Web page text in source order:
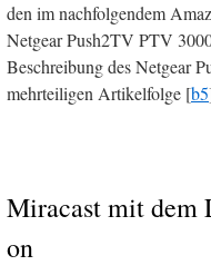
den im nachfolgendem
Netgear Push2TV PTV
Beschreibung des Netgear
mehrteiligen Artikelfolge [b5
Miracast mit dem
on